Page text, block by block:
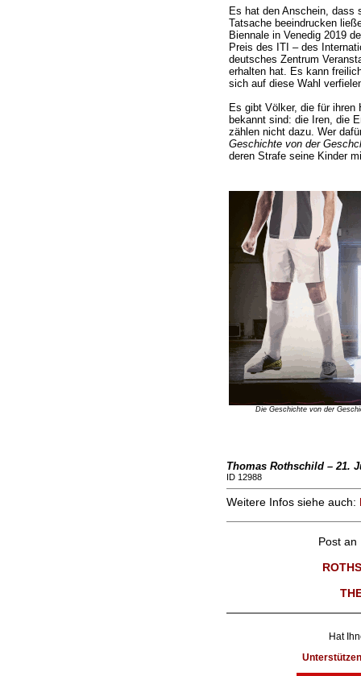
Es hat den Anschein, dass
Tatsache beeindrucken
Biennale in Venedig 2019
Preis des ITI – des
deutsches Zentrum
erhalten hat. Es kann
sich auf diese Wahl
Es gibt Völker, die für ihren
bekannt sind: die Iren, die
zählen nicht dazu. Wer
Geschichte von der
deren Strafe seine Kinder
Die Geschichte von der
Thomas Rothschild – 21.
ID 12988
Weitere Infos siehe auch:
Post an
Hat